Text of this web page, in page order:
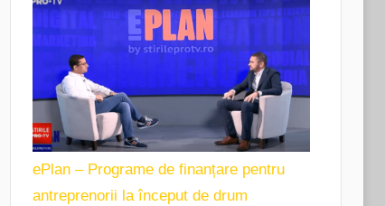
ePlan – Programe de finanțare pentru
antreprenorii la început de drum